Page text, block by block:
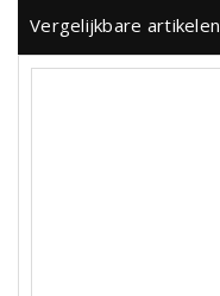
Vergelijkbare artikelen